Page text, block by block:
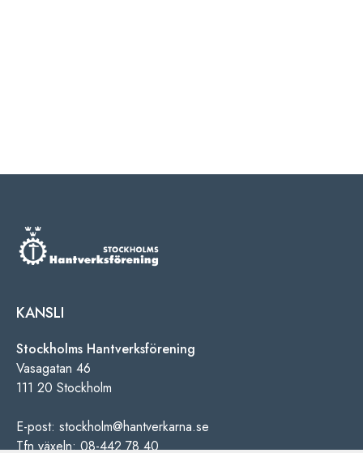
KANSLI
Stockholms Hantverksförening
Vasagatan 46
111 20 Stockholm
E-post: stockholm@hantverkarna.se
Tfn växeln: 08-442 78 40